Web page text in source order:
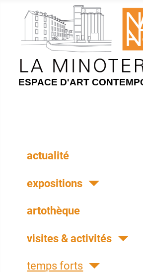
ESPACE D'ART
actualité
expositions
artothèque
visites & activités
temps forts